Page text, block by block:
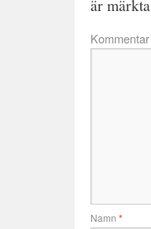
är märkta
Kommentar
Namn *